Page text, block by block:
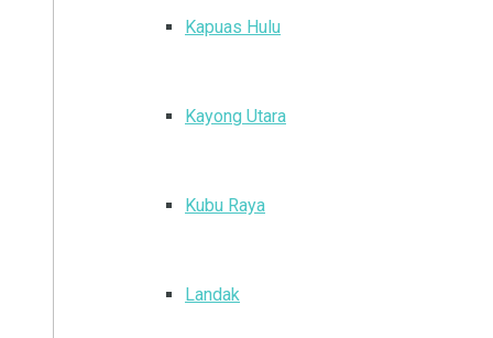
Kapuas Hulu
Kayong Utara
Kubu Raya
Landak